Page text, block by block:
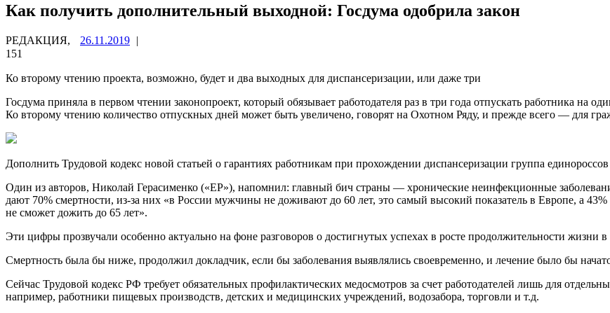
Как получить дополнительный выходной: Госдума одобрила закон
РЕДАКЦИЯ, 26.11.2019 |
151
Ко второму чтению проекта, возможно, будет и два выходных для диспансеризации, или даже три
Госдума приняла в первом чтении законопроект, который обязывает работодателя раз в три года отпускать работника на
Ко второму чтению количество отпускных дней может быть увеличено, говорят на Охотном Ряду, и прежде всего — для
Дополнить Трудовой кодекс новой статьей о гарантиях работникам при прохождении диспансеризации группа
Один из авторов, Николай Герасименко («ЕР»), напомнил: главный бич страны — хронические неинфекционные
дают 70% смертности, из-за них «в России мужчины не доживают до 60 лет, это самый высокий показатель в Европе, а
не сможет дожить до 65 лет».
Эти цифры прозвучали особенно актуально на фоне разговоров о достигнутых успехах в росте продолжительности жизни
Смертность была бы ниже, продолжил докладчик, если бы заболевания выявлялись своевременно, и лечение было бы
Сейчас Трудовой кодекс РФ требует обязательных профилактических медосмотров за счет работодателей лишь для
например, работники пищевых производств, детских и медицинских учреждений, водозабора, торговли и т.д.